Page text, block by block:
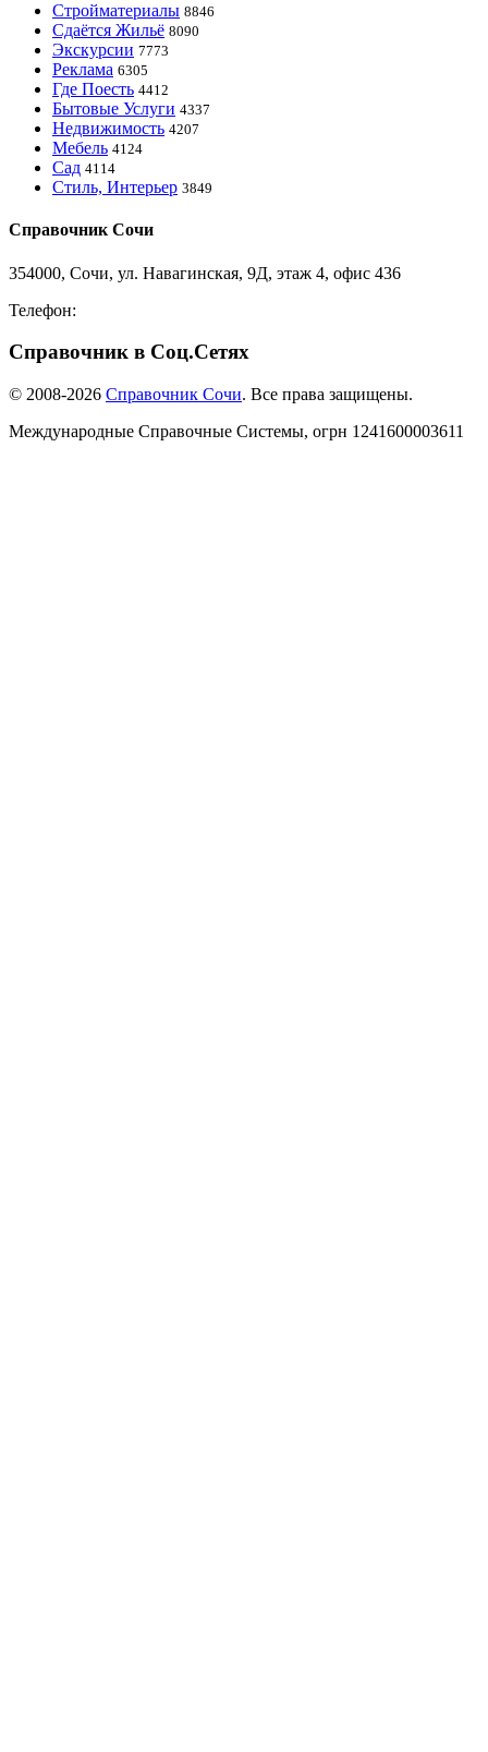
Стройматериалы 8846
Сдаётся Жильё 8090
Экскурсии 7773
Реклама 6305
Где Поесть 4412
Бытовые Услуги 4337
Недвижимость 4207
Мебель 4124
Сад 4114
Стиль, Интерьер 3849
Справочник Сочи
354000, Сочи, ул. Навагинская, 9Д, этаж 4, офис 436
Телефон:
Справочник в Соц.Сетях
© 2008-2026 Справочник Сочи. Все права защищены.
Международные Справочные Системы, огрн 1241600003611